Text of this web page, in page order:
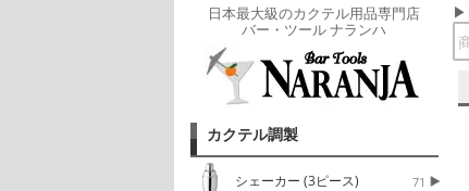
日本最大級のカクテル用品専門店
バー・ツール ナランハ
カクテル調製
シェーカー (3ピース) 71